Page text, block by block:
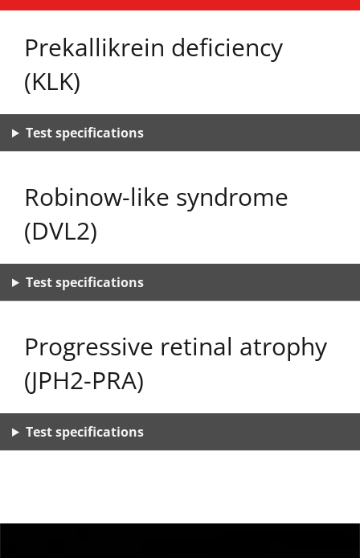
Prekallikrein deficiency
(KLK)
Test specifications
Robinow-like syndrome
(DVL2)
Test specifications
Progressive retinal atrophy
(JPH2-PRA)
Test specifications